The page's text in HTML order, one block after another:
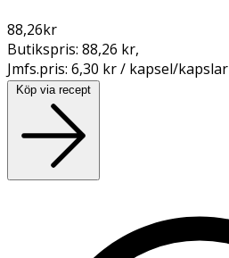
88,26kr
Butikspris: 88,26 kr,
Jmfs.pris: 6,30 kr / kapsel/kapslar
Köp via recept